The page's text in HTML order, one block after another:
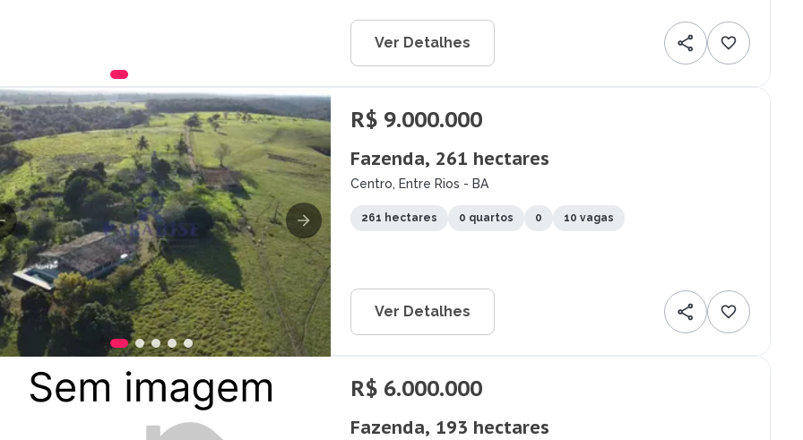
Ver Detalhes
R$ 9.000.000
Fazenda, 261 hectares
Centro, Entre Rios - BA
261 hectares 0 quartos 0 10 vagas
Ver Detalhes
R$ 6.000.000
Fazenda, 193 hectares